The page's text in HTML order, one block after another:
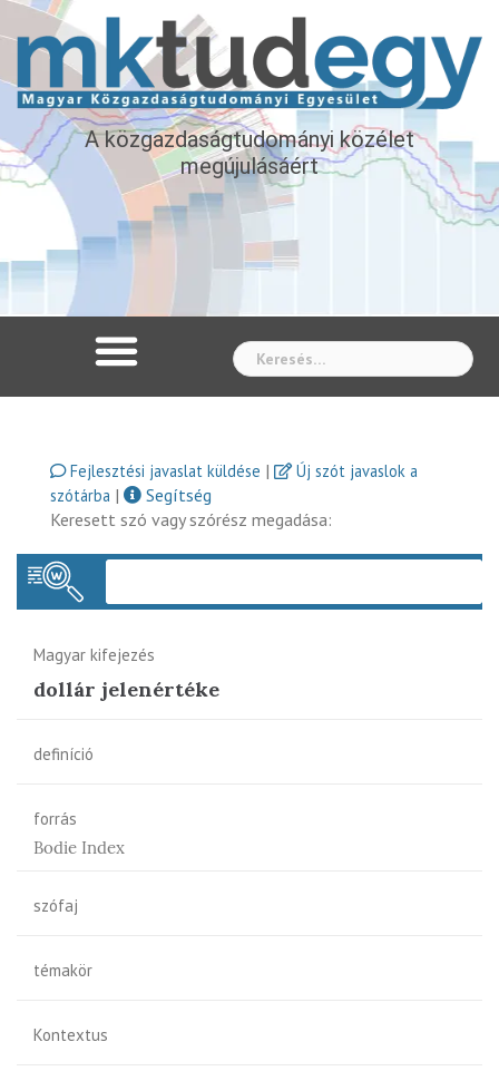
A közgazdaságtudományi közélet
megújulásáért
Fejlesztési javaslat küldése |
Új szót javaslok a
szótárba |
Segítség
Keresett szó vagy szórész megadása:
Magyar kifejezés
dollár jelenértéke
definíció
forrás
Bodie Index
szófaj
témakör
Kontextus